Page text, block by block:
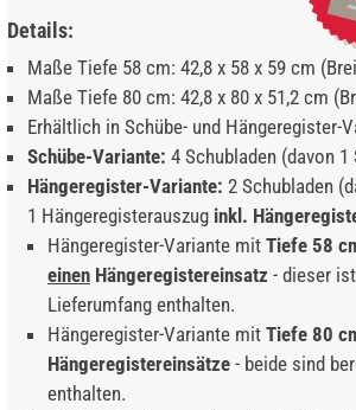
Details:
Maße Tiefe 58 cm: 42,8 x 58 x 59 cm
Maße Tiefe 80 cm: 42,8 x 80 x 51,2 cm
Erhältlich in Schübe- und Hängeregister-
Schübe-Variante: 4 Schubladen (davon
Hängeregister-Variante: 2 Schubladen
1 Hängeregisterauszug inkl.
Hängeregister-Variante mit Tiefe 58
einen Hängeregistereinsatz - dieser
Lieferumfang enthalten.
Hängeregister-Variante mit Tiefe 80
Hängeregistereinsätze - beide sind
enthalten.